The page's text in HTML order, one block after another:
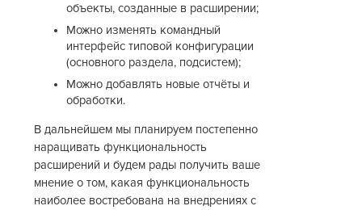
объекты, созданные в расширении;
Можно изменять командный
интерфейс типовой конфигурации
(основного раздела, подсистем);
Можно добавлять новые отчёты и
обработки.
В дальнейшем мы планируем постепенно
наращивать функциональность
расширений и будем рады получить ваше
мнение о том, какая функциональность
наиболее востребована на внедрениях с